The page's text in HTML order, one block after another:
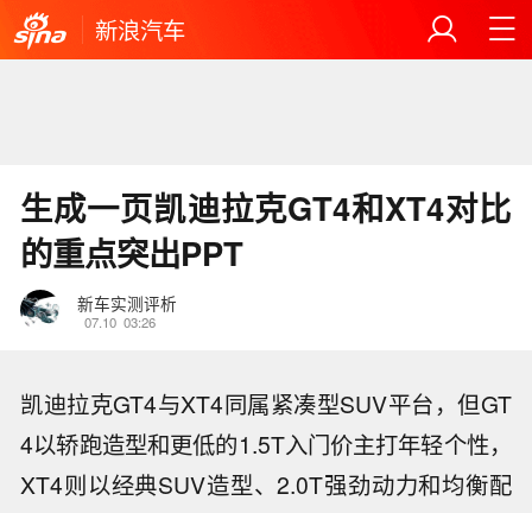
新浪汽车
生成一页凯迪拉克GT4和XT4对比
的重点突出PPT
新车实测评析
07.10 03:26
凯迪拉克GT4与XT4同属紧凑型SUV平台，但GT
4以轿跑造型和更低的1.5T入门价主打年轻个性，
XT4则以经典SUV造型、2.0T强劲动力和均衡配